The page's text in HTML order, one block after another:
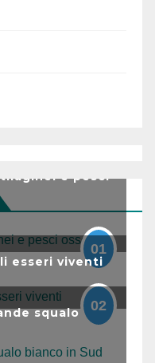
e pesci
01
esseri viventi
02
squalo